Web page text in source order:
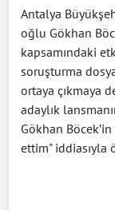
Antalya
oğlu Gökhan
kapsamındaki
soruşturma
ortaya çıkmaya
adaylık
Gökhan
ettim" iddiasıyla